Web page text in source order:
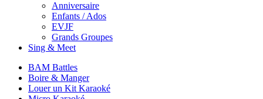
Anniversaire
Enfants / Ados
EVJF
Grands Groupes
Sing & Meet
BAM Battles
Boire & Manger
Louer un Kit Karaoké